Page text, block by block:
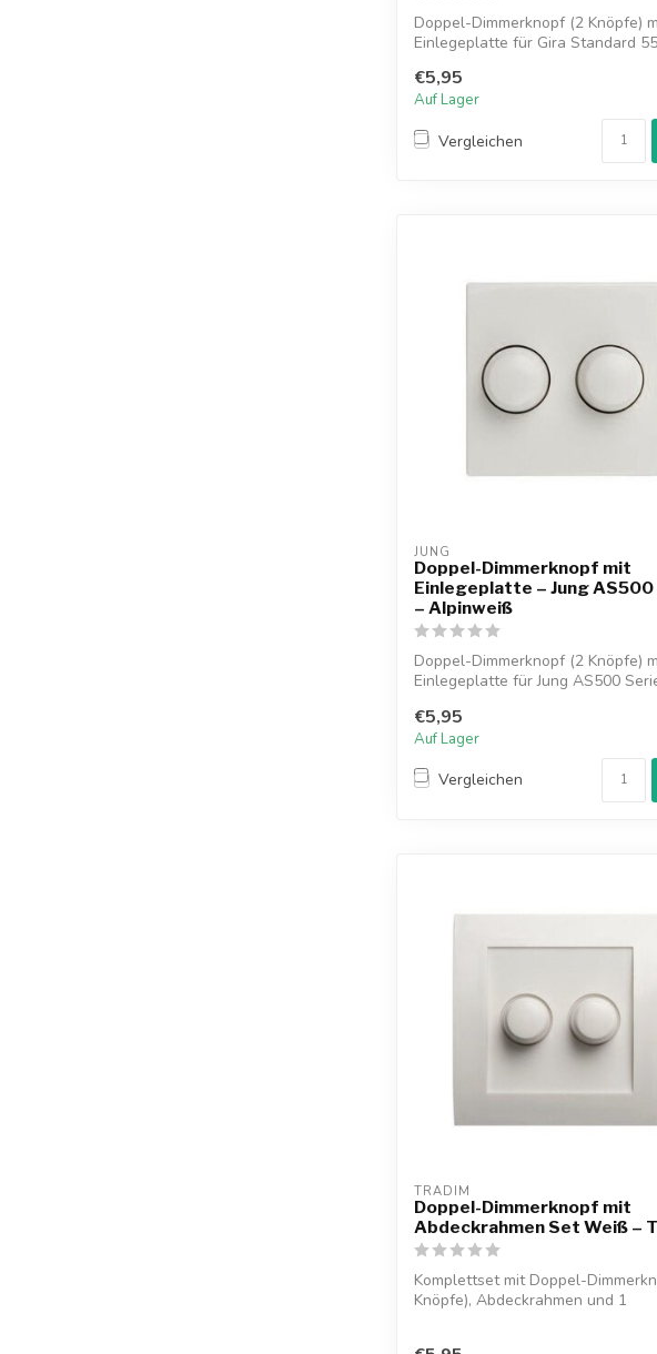
Doppel-Dimmerknopf (2 Knöpfe)
Einlegeplatte für Gira Standard
€5,95
Auf Lager
Vergleichen
JUNG
Doppel-Dimmerknopf mit
Einlegeplatte – Jung AS500
– Alpinweiß
Doppel-Dimmerknopf (2 Knöpfe)
Einlegeplatte für Jung AS500
€5,95
Auf Lager
Vergleichen
TRADIM
Doppel-Dimmerknopf mit
Abdeckrahmen Set Weiß –
Komplettset mit Doppel-
Knöpfe), Abdeckrahmen und 1